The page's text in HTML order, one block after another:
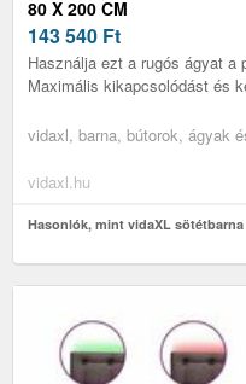
80 X 200 CM
143 540 Ft
Használja ezt a rugós ágyat a
Maximális kikapcsolódást és
vidaxl, barna, bútorok, ágyak
vidaxl.hu
Hasonlók, mint vidaXL